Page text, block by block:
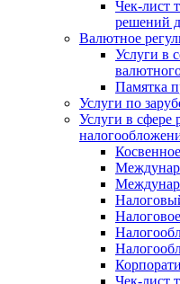
Чек-лист
решений
Валютное
Услуги в
Памятка
Услуги по
Услуги в сфере
Чек-лист